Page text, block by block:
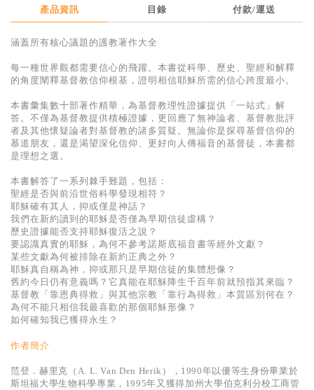
得獎作品推介
英文二手書
精選英文書
電子書
基道 Top 50
產品資訊 目錄 付款/運送
涵蓋所有核心議題的護教著作大全
每一種世界觀都需要信心的飛躍。本書從科學、歷史、聖經和解釋
的角度闡釋基督教信仰根基，證明相信耶穌所需的信心跨度最小。
本書彙集數十部著作精華，為基督教理性證據提供「一站式」解
答。不僅為基督教提供積極證據，更回應了無神論者、基督教批評
者及其他懷疑論者對基督教的諸多質疑。無論你是探尋基督信仰的
慕道朋友，還是渴望深化信仰、更好向人傳福音的基督徒，本書都
是理想之選。
本書解答了一系列棘手難題，包括：
聖經是否與前沿世俗科學發現相符？
耶穌確有其人，抑或僅是神話？
我們在新約讀到的耶穌是否僅為早期信徒虛構？
歷史證據能否支持耶穌復活之說？
要認識真實的耶穌，為何不參考諾斯底福音書等經外文獻？
某些文獻為何被排除在新約正典之外？
耶穌真自稱為神，抑或那只是早期信徒的集體想像？
舊約今日仍有意義嗎？它真能在耶穌降生千百年前就預指其來臨？
基督教「靠恩典得救」與其他宗教「靠行為得救」本質區別何在？
為何不能只相信我最喜歡的那個耶穌形像？
如何確知我已獲得永生？
作者簡介
范登．赫里克（A. L. Van Den Herik），1990年以優等生身份畢業於
斯坦福大學生物科學專業，1995年又獲得加州大學伯克利分校工商管